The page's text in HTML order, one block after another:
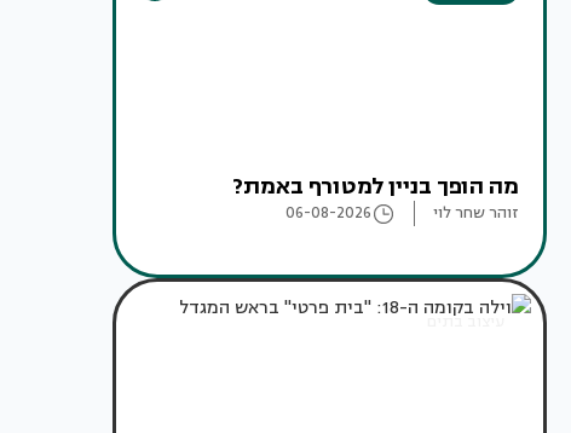
מה הופך בניין למטורף באמת?
זוהר שחר לוי 06-08-2026
עיצוב בתים